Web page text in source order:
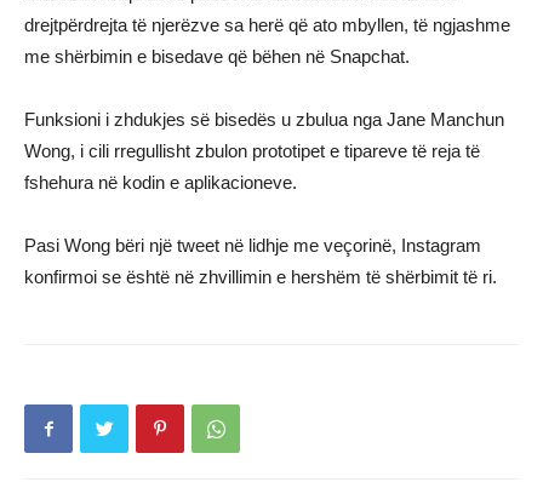
drejtpërdrejta të njerëzve sa herë që ato mbyllen, të ngjashme
me shërbimin e bisedave që bëhen në Snapchat.
Funksioni i zhdukjes së bisedës u zbulua nga Jane Manchun
Wong, i cili rregullisht zbulon prototipet e tipareve të reja të
fshehura në kodin e aplikacioneve.
Pasi Wong bëri një tweet në lidhje me veçorinë, Instagram
konfirmoi se është në zhvillimin e hershëm të shërbimit të ri.